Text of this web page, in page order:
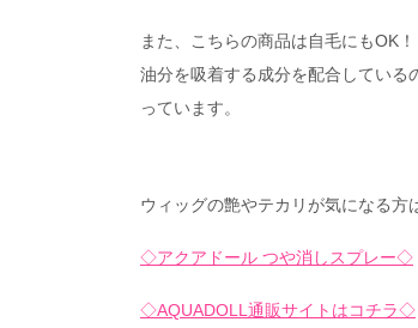
また、こちらの商品は自毛にもOK！
油分を吸着する成分を配合している
っています。
ウィッグの艶やテカリが気になる方
◇アクアドール つや消しスプレー◇
◇AQUADOLL通販サイトはコチラ◇